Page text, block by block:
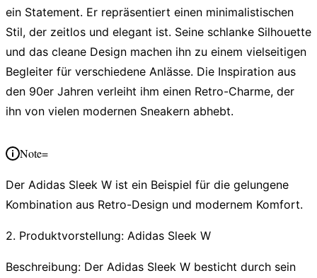
ein Statement. Er repräsentiert einen minimalistischen
Stil, der zeitlos und elegant ist. Seine schlanke Silhouette
und das cleane Design machen ihn zu einem vielseitigen
Begleiter für verschiedene Anlässe. Die Inspiration aus
den 90er Jahren verleiht ihm einen Retro-Charme, der
ihn von vielen modernen Sneakern abhebt.
Note=
Der Adidas Sleek W ist ein Beispiel für die gelungene
Kombination aus Retro-Design und modernem Komfort.
2. Produktvorstellung: Adidas Sleek W
Beschreibung: Der Adidas Sleek W besticht durch sein